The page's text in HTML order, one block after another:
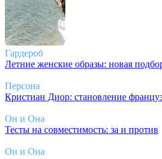
Гардероб
Летние женские образы: новая
Персона
Кристиан Диор: становление
Он и Она
Тесты на совместимость: за и против
Он и Она